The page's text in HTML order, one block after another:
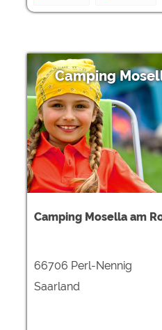
Camping
Camping Mosella am
66706 Perl-Nennig
Saarland